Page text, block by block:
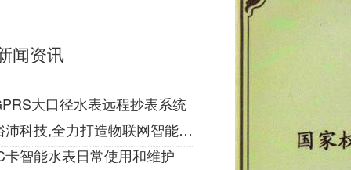
闻资讯
大口径水表远程抄表系统
科技,全力打造物联网智能生活!
卡智能水表日常使用和维护